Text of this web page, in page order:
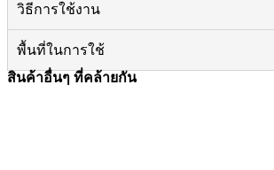
วิธีการใช้งาน
พื้นที่ในการใช้
สินค้าอื่นๆ ที่คล้ายกัน